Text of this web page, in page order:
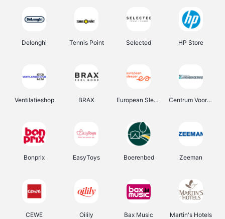
Delonghi Tennis Point Selected HP Store
Ventilatieshop BRAX European Sleeper Centrum Voor Avondonderwijs
Bonprix EasyToys Boerenbed Zeeman
CEWE Oilily Bax Music Martin's Hotels